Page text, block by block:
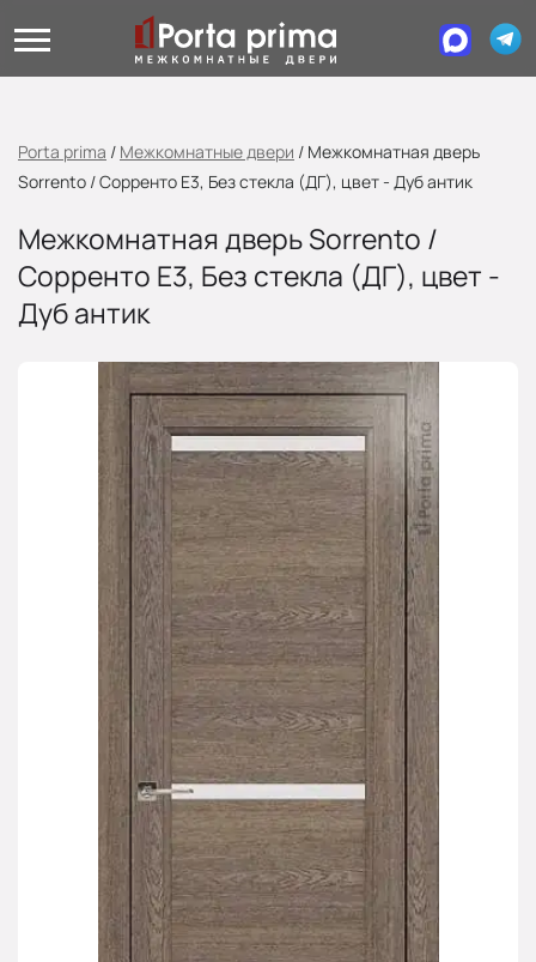
Porta prima / Межкомнатные двери / Межкомнатная дверь
Sorrento / Сорренто Е3, Без стекла (ДГ), цвет - Дуб антик
Межкомнатная дверь Sorrento /
Сорренто Е3, Без стекла (ДГ), цвет -
Дуб антик